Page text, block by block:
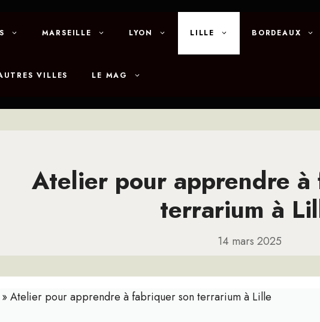
MARSEILLE LYON LILLE BORDEAUX
VILLES LE MAG
Atelier pour apprendre à
terrarium à
14 mars 2025
»Atelier pour apprendre à fabriquer son terrarium à Lille